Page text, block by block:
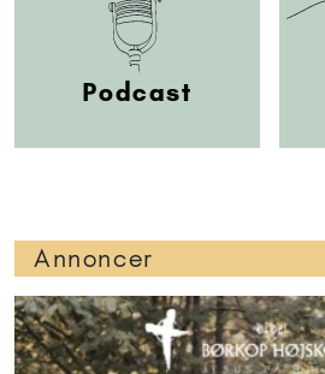
Podcast
Annoncer